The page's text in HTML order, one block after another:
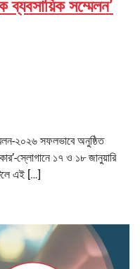
ব্যবসায়িক সম্মেলন’
২০২৬ সফলভাবে অনুষ্ঠিত
স্লোগানে ১৭ ও ১৮ জানুয়ারি
এই […]